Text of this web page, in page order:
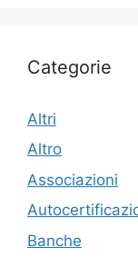
Categorie
Altri
Altro
Associazioni
Banche